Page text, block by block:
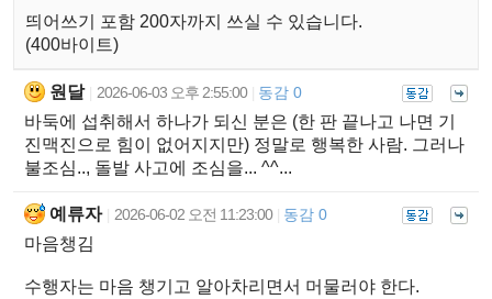
띄어쓰기 포함 200자까지 쓰실 수 있습니다.
(400바이트)
원달 2026-06-03 오후 2:55:00 동감 0
바둑에 섭취해서 하나가 되신 분은 (한 판 끝나고 나면 기
진맥진으로 힘이 없어지지만) 정말로 행복한 사람. 그러나
불조심.., 돌발 사고에 조심을... ^^...
예류자 2026-06-02 오전 11:23:00 동감 0
마음챙김
수행자는 마음 챙기고 알아차리면서 머물러야 한다.